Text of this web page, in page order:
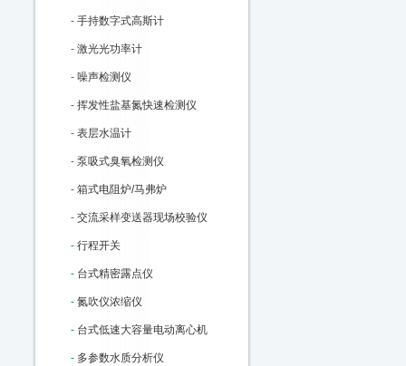
- 手持数字式高斯计
- 激光光功率计
- 噪声检测仪
- 挥发性盐基氮快速检测仪
- 表层水温计
- 泵吸式臭氧检测仪
- 箱式电阻炉/马弗炉
- 交流采样变送器现场校验仪
- 行程开关
- 台式精密露点仪
- 氮吹仪浓缩仪
- 台式低速大容量电动离心机
- 多参数水质分析仪